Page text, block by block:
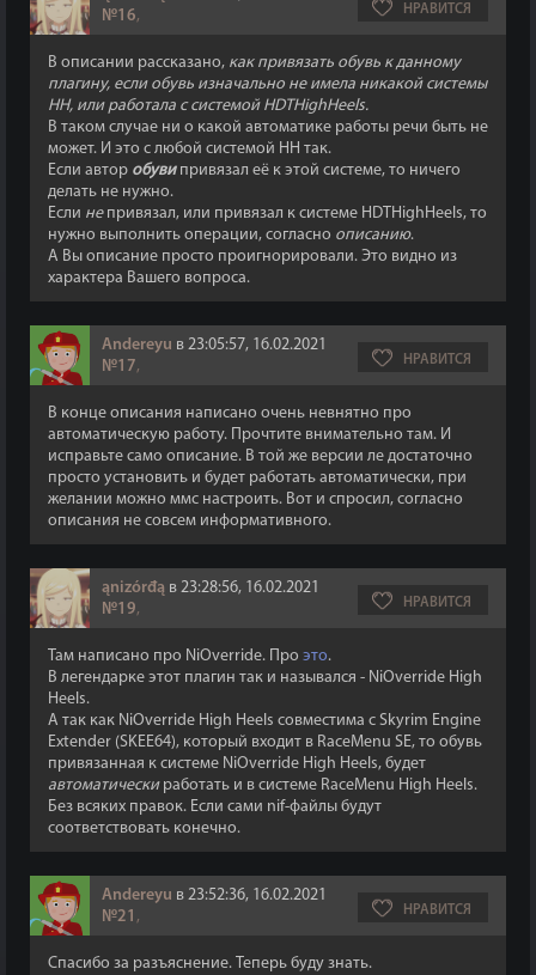
№16, НРАВИТСЯ
В описании рассказано, как привязать обувь к данному
плагину, если обувь изначально не имела никакой системы
НН, или работала с системой HDTHighHeels.
В таком случае ни о какой автоматике работы речи быть не
может. И это с любой системой НН так.
Если автор обувипривязал её к этой системе, то ничего
делать не нужно.
Если непривязал, или привязал к системе HDTHighHeels, то
нужно выполнить операции, согласно описанию.
А Вы описание просто проигнорировали. Это видно из
характера Вашего вопроса.
Andereyu в 23:05:57, 16.02.2021
№17, НРАВИТСЯ
В конце описания написано очень невнятно про
автоматическую работу. Прочтите внимательно там. И
исправьте само описание. В той же версии ле достаточно
просто установить и будет работать автоматически, при
желании можно ммс настроить. Вот и спросил, согласно
описания не совсем информативного.
ąnizórđą в 23:28:56, 16.02.2021
№19, НРАВИТСЯ
Там написано про NiOverride. Про это.
В легендарке этот плагин так и назывался - NiOverride High
Heels.
А так как NiOverride High Heels совместима с Skyrim Engine
Extender (SKEE64), который входит в RaceMenu SE, то обувь
привязанная к системе NiOverride High Heels, будет
автоматическиработать и в системе RaceMenu High Heels.
Без всяких правок. Если сами nif-файлы будут
соответствовать конечно.
Andereyu в 23:52:36, 16.02.2021
№21 , НРАВИТСЯ
Спасибо за разъяснение. Теперь буду знать.